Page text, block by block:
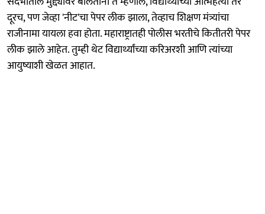
दूरच, पण जेव्हा 'नीट'चा पेपर लीक झाला, तेव्हाच शिक्षण मंत्र्यांचा
राजीनामा यायला हवा होता. महाराष्ट्रातही पोलीस भरतीचे कितीतरी पेपर
लीक झाले आहेत. तुम्ही थेट विद्यार्थ्यांच्या करिअरशी आणि त्यांच्या
आयुष्याशी खेळत आहात.